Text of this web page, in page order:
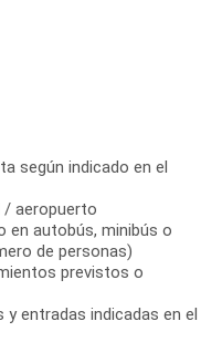
según indicado en el
aeropuerto
en autobús, minibús o
de personas)
previstos o
entradas indicadas en el